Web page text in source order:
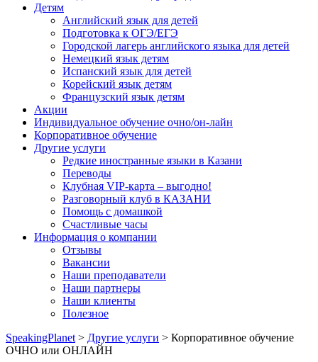
Детям
Английский язык для детей
Подготовка к ОГЭ/ЕГЭ
Городской лагерь английского языка для детей
Немецкий язык детям
Испанский язык для детей
Корейский язык детям
Французский язык детям
Акции
Индивидуальное обучение очно/он-лайн
Корпоративное обучение
Другие услуги
Редкие иностранные языки в Казани
Переводы
Клубная VIP-карта – выгодно!
Разговорный клуб в КАЗАНИ
Помощь с домашкой
Счастливые часы
Информация о компании
Отзывы
Вакансии
Наши преподаватели
Наши партнеры
Наши клиенты
Полезное
SpeakingPlanet > Другие услуги > Корпоративное обучение
ОЧНО или ОНЛАЙН